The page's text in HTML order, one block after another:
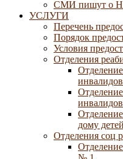
СМИ пишут о
УСЛУГИ
Перечень
Порядок
Условия
Отделения
дому
Отделения соц